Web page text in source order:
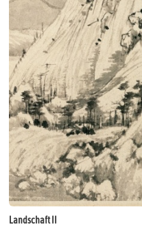
Landschaft II